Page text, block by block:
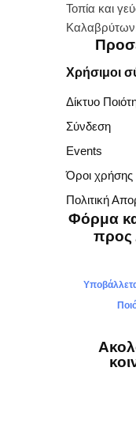
Τοπία και
Χρήσιμοι
Δίκτυο
Σύνδεση
Events
Όροι χρήσης
Πολιτική
Φόρμα
προς